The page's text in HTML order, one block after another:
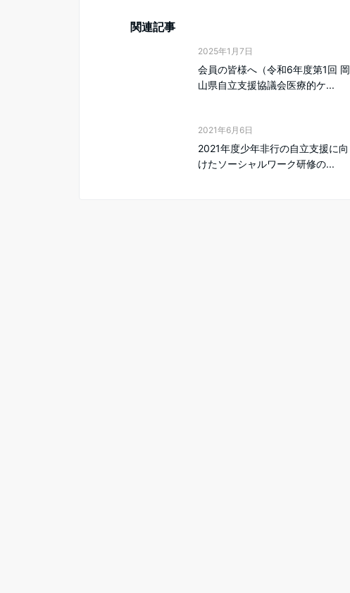
関連記事
2025年1月7日
会員の皆様へ（令和6年度第1回 岡
山県自立支援協議会医療的ケ...
2021年6月6日
2021年度少年非行の自立支援に向
けたソーシャルワーク研修の...